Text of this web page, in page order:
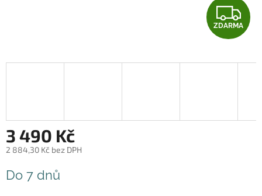
Z
D
A
ZDARMA
3 490 Kč
2 884,30 Kč bez DPH
cena:
Do 7 dnů